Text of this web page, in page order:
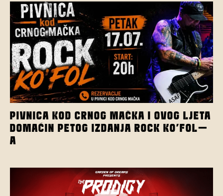
PIVNICA KOD CRNOG MAČKA I OVOG LJETA
DOMAĆIN PETOG IZDANJA ROCK KO’FOL-
A